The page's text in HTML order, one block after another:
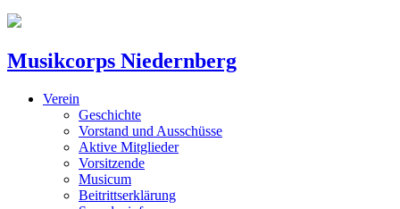
Musikcorps Niedernberg
Verein
Geschichte
Vorstand und Ausschüsse
Aktive Mitglieder
Vorsitzende
Musicum
Beitrittserklärung